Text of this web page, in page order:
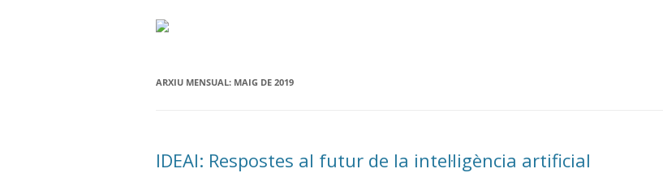
ARXIU MENSUAL: MAIG DE 2019
IDEAI: Respostes al futur de la intel·ligència artificial